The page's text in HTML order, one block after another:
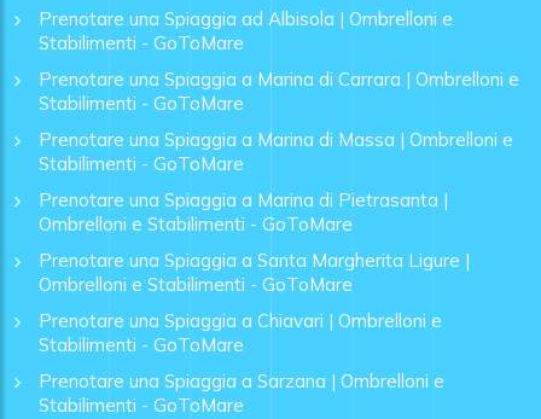
Prenotare una Spiaggia ad Albisola | Ombrelloni e
Stabilimenti - GoToMare
Prenotare una Spiaggia a Marina di Carrara | Ombrelloni e
Stabilimenti - GoToMare
Prenotare una Spiaggia a Marina di Massa | Ombrelloni e
Stabilimenti - GoToMare
Prenotare una Spiaggia a Marina di Pietrasanta |
Ombrelloni e Stabilimenti - GoToMare
Prenotare una Spiaggia a Santa Margherita Ligure |
Ombrelloni e Stabilimenti - GoToMare
Prenotare una Spiaggia a Chiavari | Ombrelloni e
Stabilimenti - GoToMare
Prenotare una Spiaggia a Sarzana | Ombrelloni e
Stabilimenti - GoToMare